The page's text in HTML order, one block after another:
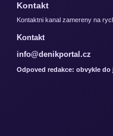
Kontakt
Kontaktni kanal zamereny na
Kontakt
info@denikportal.cz
Odpoved redakce: obvykle